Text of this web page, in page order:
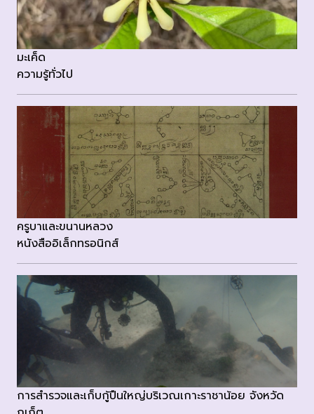
มะเค็ด
ความรู้ทั่วไป
ครูบาและขนานหลวง
หนังสืออิเล็กทรอนิกส์
การสำรวจและเก็บกู้ปืนใหญ่บริเวณเกาะราชาน้อย จังหวัด